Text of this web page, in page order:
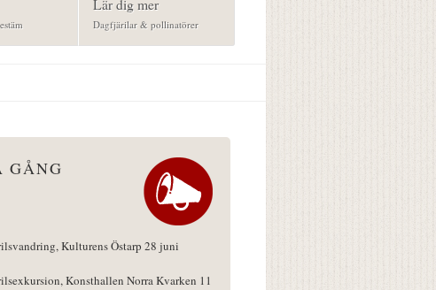
Lär dig mer
Dagfjärilar & pollinatörer
GÅNG
Kulturens Östarp 28 juni
Konsthallen Norra Kvarken 11